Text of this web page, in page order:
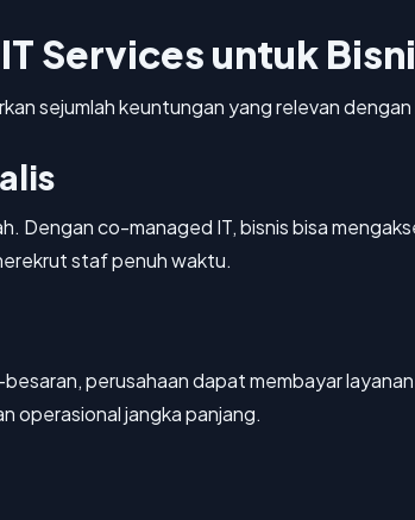
Services untuk
sejumlah keuntungan yang relevan
Dengan co-managed IT, bisnis bisa
staf penuh waktu.
perusahaan dapat membayar
operasional jangka panjang.